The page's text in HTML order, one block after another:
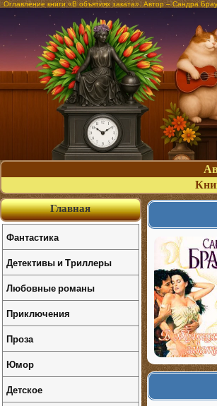
Оглавление книги «В объятиях заката». Автор – Сандра
Главная
Фантастика
Детективы и Триллеры
Любовные романы
Приключения
Проза
Юмор
Детское